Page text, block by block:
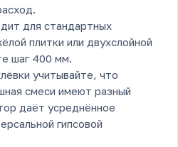
для стандартных
плитки или двухслойной
шаг 400 мм.
учитывайте, что
смеси имеют разный
даёт усреднённое
гипсовой